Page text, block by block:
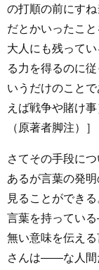
の打順の前にす
だとかいったこ
大人にも残って
る力を得るのに
いうだけのこと
えば戦争や賭け
（原著者脚注）］
さてその手段に
あるが言葉の発
見ることができ
言葉を持ってい
無い意味を伝え
さんは――な人間